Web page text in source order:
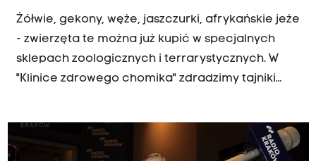
Żółwie, gekony, węże, jaszczurki, afrykańskie jeże
- zwierzęta te można już kupić w specjalnych
sklepach zoologicznych i terrarystycznych. W
"Klinice zdrowego chomika" zdradzimy tajniki